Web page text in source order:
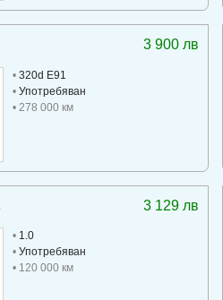
3 900 лв
• 320d E91
• Употребяван
• 278 000 км
3 129 лв
• 1.0
• Употребяван
• 120 000 км